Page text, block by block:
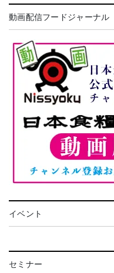
動画配信フードジャーナル
イベント
セミナー